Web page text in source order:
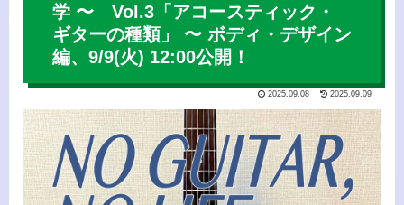
学 〜 Vol.3「アコースティック・
ギターの種類」 〜 ボディ・デザイン
編、9/9(火) 12:00公開！
2025.09.08 2025.09.09